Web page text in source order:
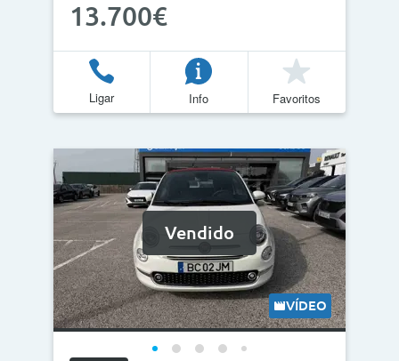
13.700€
Ligar Info Favoritos
Vendido
VÍDEO